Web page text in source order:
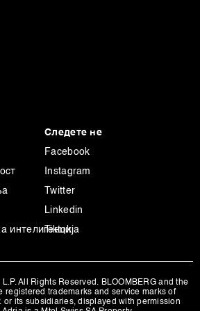
интелигенција
Следете не
Facebook
Instagram
Twitter
Linkedin
Tiktok
All Rights Reserved. BLOOMBERG and the
registered trademarks and service marks of
or its subsidiaries, displayed with permission